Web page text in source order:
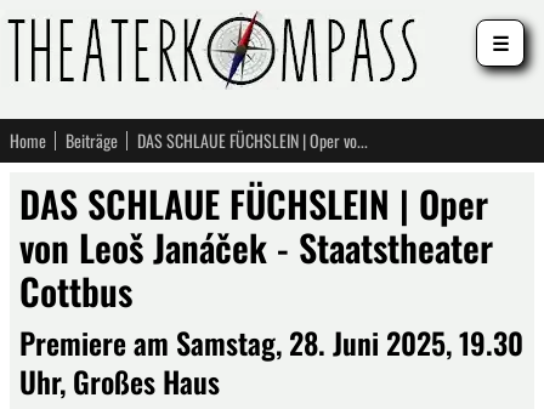
Home Beiträge DAS SCHLAUE FÜCHSLEIN | Oper von Leoš Janáček - Staatstheater Cottbus
DAS SCHLAUE FÜCHSLEIN | Oper
von Leoš Janáček - Staatstheater
Cottbus
Premiere am Samstag, 28. Juni 2025, 19.30
Uhr, Großes Haus
☰